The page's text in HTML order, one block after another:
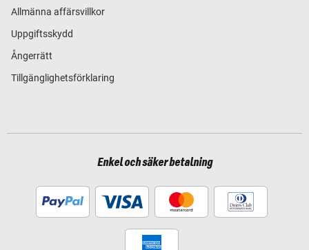
Allmänna affärsvillkor
Uppgiftsskydd
Ångerrätt
Tillgänglighetsförklaring
Enkel och säker betalning